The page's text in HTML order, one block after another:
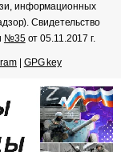
информационных
Свидетельство
№35от 05.11.2017 г.
| GPG key